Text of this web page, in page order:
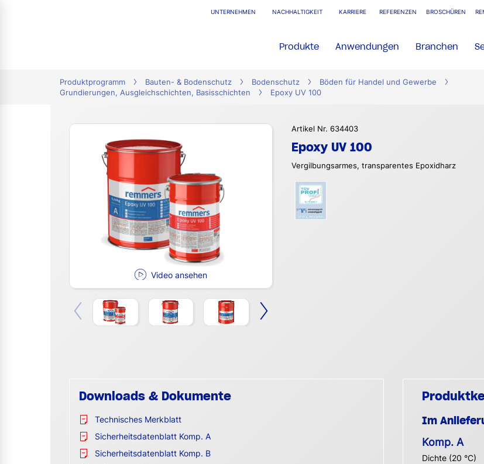
UNTERNEHMEN NACHHALTIGKEIT KARRIERE REFERENZEN BROSCHÜREN
Produkte Anwendungen Branchen
Produktprogramm Bauten- & Bodenschutz Bodenschutz
Böden für Handel und Gewerbe
Grundierungen, Ausgleichschichten, Basisschichten
Epoxy UV 100
Video ansehen
Artikel Nr. 634403
Epoxy UV 100
Vergilbungsarmes, transparentes Epoxidharz
Downloads & Dokumente
Technisches Merkblatt
Sicherheitsdatenblatt Komp. A
Sicherheitsdatenblatt Komp. B
Im
Komp. A
Dichte (20 °C)